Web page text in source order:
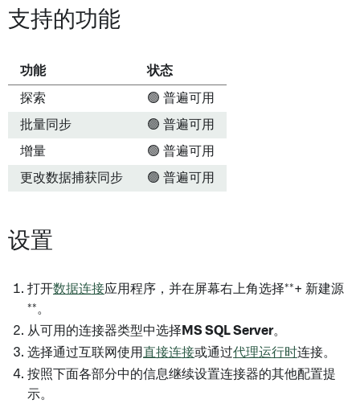
支持的功能
功能 状态
探索 🟢 普遍可用
批量同步 🟢 普遍可用
增量 🟢 普遍可用
更改数据捕获同步 🟢 普遍可用
设置
打开数据连接应用程序，并在屏幕右上角选择**+ 新建源
**。
从可用的连接器类型中选择 MS SQL Server。
选择通过互联网使用 直接连接或通过代理运行时连接。
按照下面各部分中的信息继续设置连接器的其他配置提
示。